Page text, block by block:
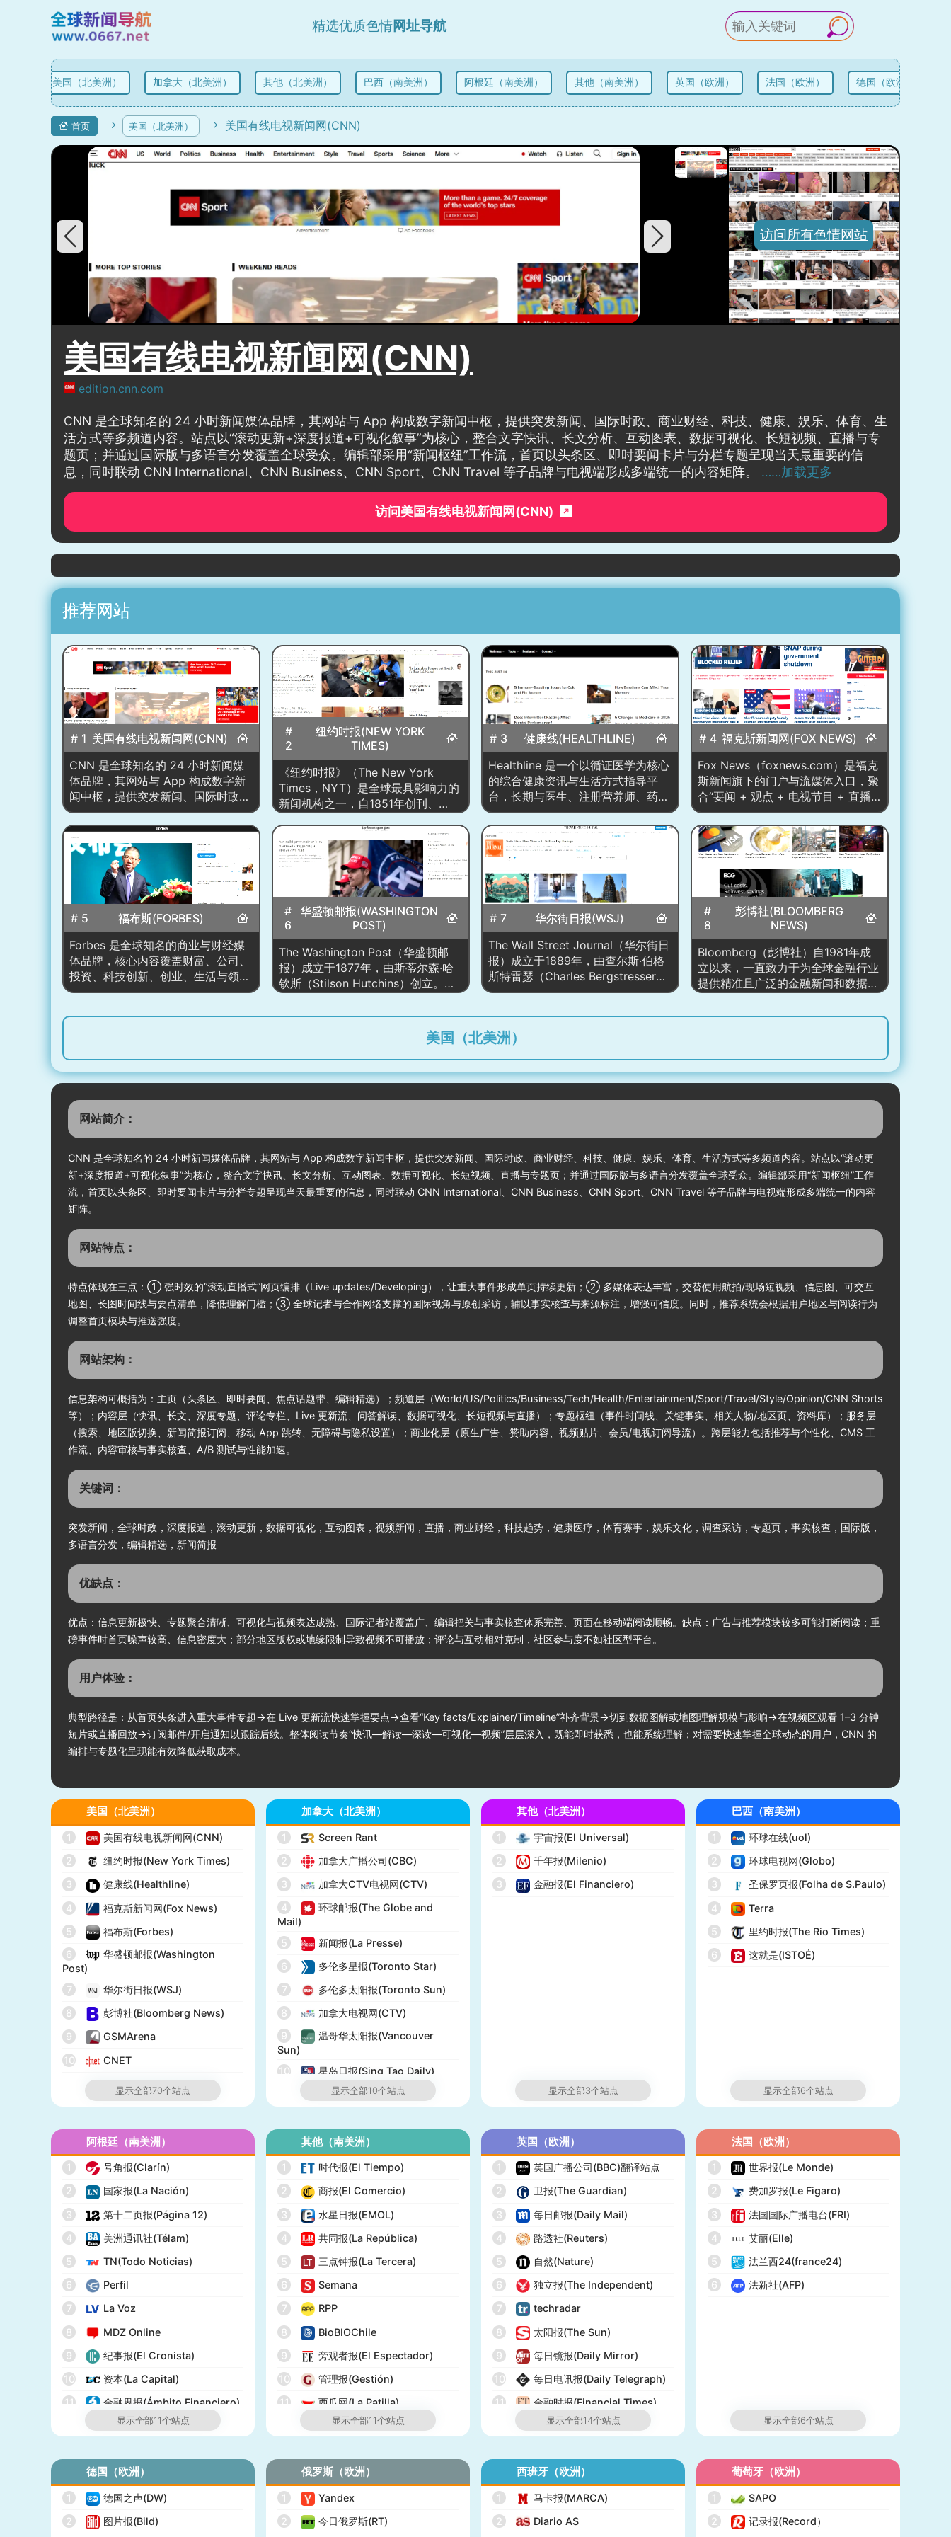
精选优质色情网址导航
美国（北美洲） 加拿大（北美洲） 其他（北美洲） 巴西（南美洲） 阿根廷（南美洲） 其他（南美洲） 英国（欧洲） 法国（欧洲） 德国（欧洲）
首页 美国（北美洲） 美国有线电视新闻网(CNN)
访问所有色情网站
美国有线电视新闻网(CNN)
edition.cnn.com
CNN 是全球知名的 24 小时新闻媒体品牌，其网站与 App 构成数字新闻中枢，提供突发新闻、国际时政、商业财经、科技、健康、娱乐、体育、生
活方式等多频道内容。站点以“滚动更新+深度报道+可视化叙事”为核心，整合文字快讯、长文分析、互动图表、数据可视化、长短视频、直播与专
题页；并通过国际版与多语言分发覆盖全球受众。编辑部采用“新闻枢纽”工作流，首页以头条区、即时要闻卡片与分栏专题呈现当天最重要的信
息，同时联动 CNN International、CNN Business、CNN Sport、CNN Travel 等子品牌与电视端形成多端统一的内容矩阵。 ……加载更多
访问美国有线电视新闻网(CNN)
推荐网站
# 1 美国有线电视新闻网(CNN)
CNN 是全球知名的 24 小时新闻媒
体品牌，其网站与 App 构成数字新
闻中枢，提供突发新闻、国际时政、
商业财经、科技、健康、娱乐、体
育、生活方式等多频道内容。站点
以“滚动更新+深度报道+可视化叙
事”为核心，整合文字快讯、长文分
析、互动图表、数据可视化、长短视
频、直播与专题页；并通过国际版与
多语言分发覆盖全球受众。编辑部采
用“新闻枢纽”工作流，首页以头条
区、即时要闻卡片与分栏专题呈现当
天最重要的信息，同时联动 CNN
International、CNN Business、
CNN Sport、CNN Travel 等子品牌
#
2
纽约时报(NEW YORK
TIMES)
《纽约时报》（The New York
Times，NYT）是全球最具影响力的
新闻机构之一，自1851年创刊、
纸媒到数字媒体的深度转型。网站首
页采用以重大国际/美国要闻为轴的
瀑布式编排，穿插深度报道、评论与
专栏、数据新闻、图片与视频故事、
互动图表与实时直播，并配有“Most
Popular/Trending”等受欢迎榜单与
主题集合。平台围绕政治、经济、科
技、文化、生活方式等板块持续更
新，重大事件通常设立专题页整合时
间线、核心人物、关键文件与可视
化，形成权威的多维信息枢纽。
# 3
健康线(HEALTHLINE)
Healthline 是一个以循证医学为核心
的综合健康资讯与生活方式指导平
台，长期与医生、注册营养师、药
师、心理咨询师等专家合作，对内容
进行审稿与更新，并在每篇文章中标
注来源文献、更新时间与医学审核
人，确保信息可追溯、可验证。站点
覆盖慢病管理（糖尿病、心血管、肿
瘤、风湿免疫等）、营养饮食、运动
健身、睡眠与心理健康、女性与男性
健康、皮肤护理、药物与膳食补充剂
评测、症状自查与就医决策提示等广
泛主题，同时提供专题视频、信息
图、清单式指南与产品导购，帮助普
通用户把医学证据转化为日常可执行
# 4 福克斯新闻网(FOX NEWS)
Fox News（foxnews.com）是福克
斯新闻旗下的门户与流媒体入口，聚
合“要闻 + 观点 + 电视节目 + 直播
频道”。首页以巨幅头条图文与强势
标题承载突发事件，辅
以“Breaking”“Live Updates”等状态
标识；右侧“Watch Fox News Live /
Fox Nation / Fox Weather /
OutKick”等模块把电视台、付费订阅
与免费电台/播客打通。内容重心在
美国政治、公共政策、社会治安、文
化议题与名人评论，并突出保守派叙
事与主持人品牌（如 Gutfeld!、
Jesse Watters 等），形成“新闻—
评论—节目”的闭环分发。
# 5
福布斯(FORBES)
Forbes 是全球知名的商业与财经媒
体品牌，核心内容覆盖财富、公司、
投资、科技创新、创业、生活与领导
力等领域。网站以“榜单+深度报
同时设有 Money、Innovation、
Leadership、Billionaires、Lifestyle
等纵深栏目，形成“数据榜单—新闻
解读—人物故事—观点评论”的闭环
内容体系，服务商界决策者、投资
#
6
华盛顿邮报(WASHINGTON
POST)
The Washington Post（华盛顿邮
报）成立于1877年，由斯蒂尔森·哈
钦斯（Stilson Hutchins）创立。它
其对政治新闻的深入报道和调查性新
闻著称。网站自1996年上线，已成
为全球访问量较大的新闻门户之一，
提供即时新闻、深度调查、评论和专
栏文章。尤其是在美国政治和国际事
始人杰夫·贝索斯收购了该报，推动了
数字化转型，增加了在线订阅服务，
并发展了视频报道和播客内容，进一
步拓展了全球受众。
# 7
华尔街日报(WSJ)
The Wall Street Journal（华尔街日
报）成立于1889年，由查尔斯·伯格
斯特雷瑟（Charles Bergstresser）
创立，是全球最具影响力的财经新闻
商业、市场、政策及国际事务的实时
（wsj.com）自上线以来，迅速成为
全球访问量较大的新闻门户之一。特
别是在商业、股市、金融、经济分析
#
8
彭博社(BLOOMBERG
NEWS)
Bloomberg（彭博社）自1981年成
立以来，一直致力于为全球金融行业
提供精准且广泛的金融新闻和数据服
Bloomberg）创办，这家公司迅速发
泛应用于全球金融市场，提供实时的
市场数据、分析工具和金融新闻，帮
出快速决策。除了金融数据外，彭博
业和文化等各类报道，使其成为一个
多元化的新闻和数据平台。
美国（北美洲）
网站简介：
CNN 是全球知名的 24 小时新闻媒体品牌，其网站与 App 构成数字新闻中枢，提供突发新闻、国际时政、商业财经、科技、健康、娱乐、体育、生活方式等多频道内容。站点以“滚动更
新+深度报道+可视化叙事”为核心，整合文字快讯、长文分析、互动图表、数据可视化、长短视频、直播与专题页；并通过国际版与多语言分发覆盖全球受众。编辑部采用“新闻枢纽”工作
流，首页以头条区、即时要闻卡片与分栏专题呈现当天最重要的信息，同时联动 CNN International、CNN Business、CNN Sport、CNN Travel 等子品牌与电视端形成多端统一的内容
矩阵。
网站特点：
特点体现在三点：① 强时效的“滚动直播式”网页编排（Live updates/Developing），让重大事件形成单页持续更新；② 多媒体表达丰富，交替使用航拍/现场短视频、信息图、可交互
地图、长图时间线与要点清单，降低理解门槛；③ 全球记者与合作网络支撑的国际视角与原创采访，辅以事实核查与来源标注，增强可信度。同时，推荐系统会根据用户地区与阅读行为
调整首页模块与推送强度。
网站架构：
信息架构可概括为：主页（头条区、即时要闻、焦点话题带、编辑精选）；频道层（World/US/Politics/Business/Tech/Health/Entertainment/Sport/Travel/Style/Opinion/CNN Shorts
等）；内容层（快讯、长文、深度专题、评论专栏、Live 更新流、问答解读、数据可视化、长短视频与直播）；专题枢纽（事件时间线、关键事实、相关人物/地区页、资料库）；服务层
（搜索、地区版切换、新闻简报订阅、移动 App 跳转、无障碍与隐私设置）；商业化层（原生广告、赞助内容、视频贴片、会员/电视订阅导流）。跨层能力包括推荐与个性化、CMS 工
作流、内容审核与事实核查、A/B 测试与性能加速。
关键词：
突发新闻，全球时政，深度报道，滚动更新，数据可视化，互动图表，视频新闻，直播，商业财经，科技趋势，健康医疗，体育赛事，娱乐文化，调查采访，专题页，事实核查，国际版，
多语言分发，编辑精选，新闻简报
优缺点：
优点：信息更新极快、专题聚合清晰、可视化与视频表达成熟、国际记者站覆盖广、编辑把关与事实核查体系完善、页面在移动端阅读顺畅。缺点：广告与推荐模块较多可能打断阅读；重
磅事件时首页噪声较高、信息密度大；部分地区版权或地缘限制导致视频不可播放；评论与互动相对克制，社区参与度不如社区型平台。
用户体验：
典型路径是：从首页头条进入重大事件专题→在 Live 更新流快速掌握要点→查看“Key facts/Explainer/Timeline”补齐背景→切到数据图解或地图理解规模与影响→在视频区观看 1–3 分钟
短片或直播回放→订阅邮件/开启通知以跟踪后续。整体阅读节奏“快讯—解读—深读—可视化—视频”层层深入，既能即时获悉，也能系统理解；对需要快速掌握全球动态的用户，CNN 的
编排与专题化呈现能有效降低获取成本。
美国（北美洲）
1
美国有线电视新闻网(CNN)
2
纽约时报(New York Times)
3
健康线(Healthline)
4
福克斯新闻网(Fox News)
5
福布斯(Forbes)
6
华盛顿邮报(Washington
Post)
7
华尔街日报(WSJ)
8
彭博社(Bloomberg News)
9
GSMArena
10
CNET
纽约邮报(New York Post)
12
网络医生(WebMD)
13
市场观察(MarketWatch)
14
IGN
15
GameSpot
16
17
18
全国公共广播电台(NPR)
19
美国广播公司(ABC)
20
News)
21
CBS Sports
22
全国广播公司(NBC)
23
The Verge
24
PCMag
休斯顿纪事报(Houston
Chronicle)
26
赫芬顿邮报(Huffpost)
27
零对冲(Zero Hedge)
28
BitChute
29
人物(People)
显示全部70个站点
加拿大（北美洲）
1
Screen Rant
2
加拿大广播公司(CBC)
3
加拿大CTV电视网(CTV)
4
环球邮报(The Globe and
Mail)
5
新闻报(La Presse)
6
多伦多星报(Toronto Star)
7
多伦多太阳报(Toronto Sun)
8
加拿大电视网(CTV)
9
温哥华太阳报(Vancouver
Sun)
10
星岛日报(Sing Tao Daily)
显示全部10个站点
其他（北美洲）
1
宇宙报(El Universal)
2
千年报(Milenio)
3
金融报(El Financiero)
显示全部3个站点
巴西（南美洲）
1
环球在线(uol)
2
环球电视网(Globo)
3
圣保罗页报(Folha de S.Paulo)
4
Terra
5
里约时报(The Rio Times)
6
这就是(ISTOÉ)
显示全部6个站点
阿根廷（南美洲）
1
号角报(Clarín)
2
国家报(La Nación)
3
第十二页报(Página 12)
4
美洲通讯社(Télam)
5
TN(Todo Noticias)
6
Perfil
7
La Voz
8
MDZ Online
9
纪事报(El Cronista)
10
资本(La Capital)
11
金融界报(Ámbito Financiero)
显示全部11个站点
其他（南美洲）
1
时代报(El Tiempo)
2
商报(El Comercio)
3
水星日报(EMOL)
4
共同报(La República)
5
三点钟报(La Tercera)
6
Semana
7
RPP
8
BioBIOChile
9
旁观者报(El Espectador)
10
管理报(Gestión)
11
西瓜网(La Patilla)
显示全部11个站点
英国（欧洲）
1
英国广播公司(BBC)翻译站点
2
卫报(The Guardian)
3
每日邮报(Daily Mail)
4
路透社(Reuters)
5
自然(Nature)
6
独立报(The Independent)
7
techradar
8
太阳报(The Sun)
9
每日镜报(Daily Mirror)
10
每日电讯报(Daily Telegraph)
11
金融时报(Financial Times)
经济学人(The Economist)
英国UK榜(Official Charts)
显示全部14个站点
法国（欧洲）
1
世界报(Le Monde)
2
费加罗报(Le Figaro)
3
法国国际广播电台(FRI)
4
艾丽(Elle)
5
法兰西24(france24)
6
法新社(AFP)
显示全部6个站点
德国（欧洲）
1
德国之声(DW)
2
图片报(Bild)
俄罗斯（欧洲）
1
Yandex
2
今日俄罗斯(RT)
西班牙（欧洲）
1
马卡报(MARCA)
2
Diario AS
葡萄牙（欧洲）
1
SAPO
2
记录报(Record）